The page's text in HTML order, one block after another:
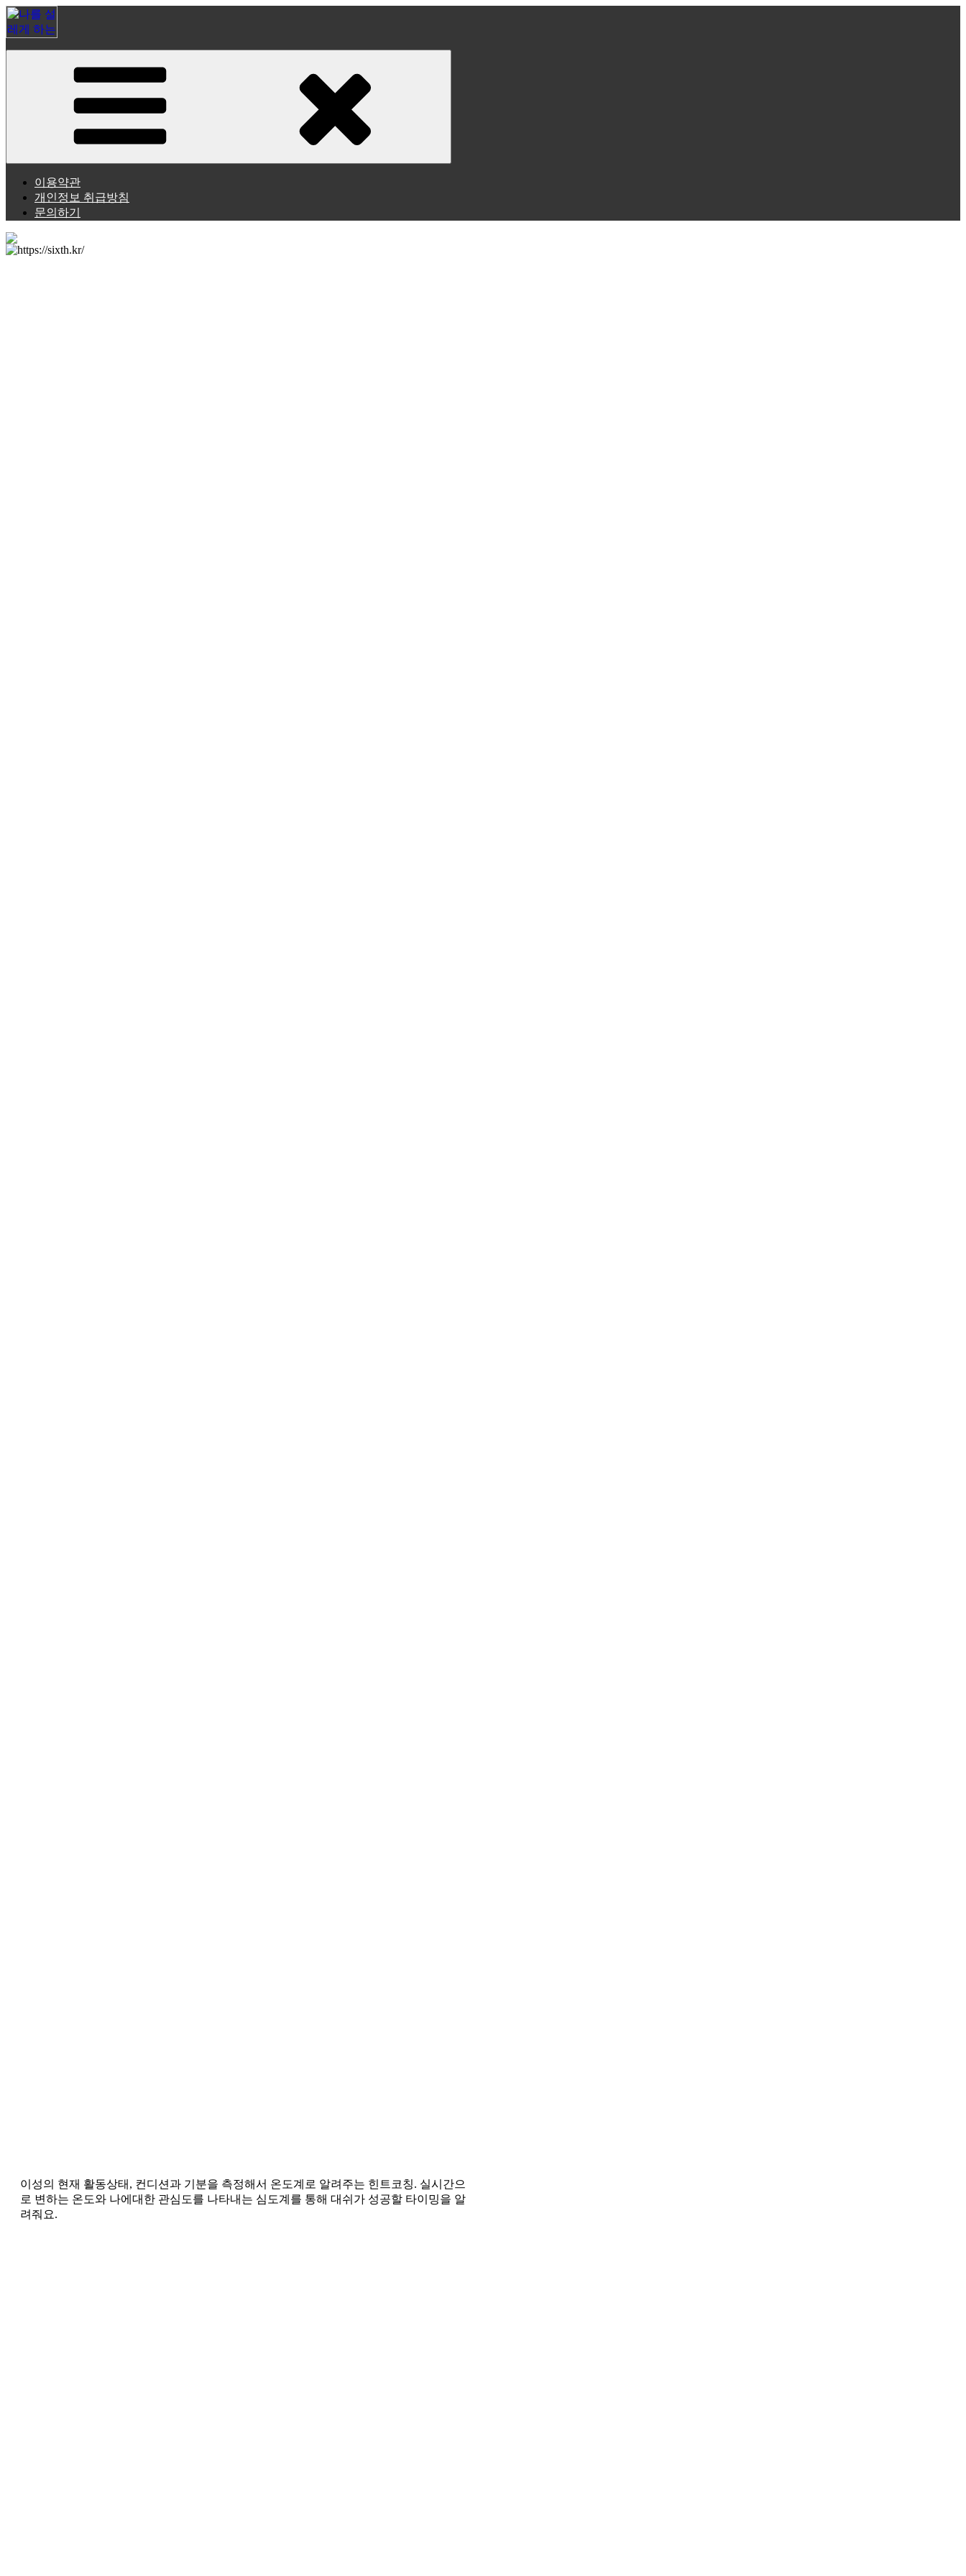
식스센스 | sixthsense
이용약관
개인정보 취급방침
문의하기
이성의 현재 활동상태, 컨디션과 기분을 측정해서 온도계로 알려주는 힌트코칭. 실시간으
로 변하는 온도와 나에대한 관심도를 나타내는 심도계를 통해 대쉬가 성공할 타이밍을 알
려줘요.